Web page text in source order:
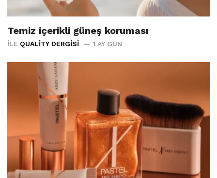
Temiz içerikli güneş koruması
İLE QUALITY DERGISI 1 AY GÜN